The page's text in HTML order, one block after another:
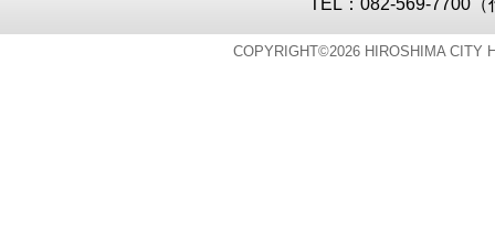
COPYRIGHT©2026 HIROSHIMA CITY